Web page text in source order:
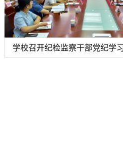
学校召开纪检监察干部党纪学